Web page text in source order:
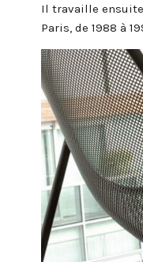
Il travaille ensuite
Paris, de 1988 à